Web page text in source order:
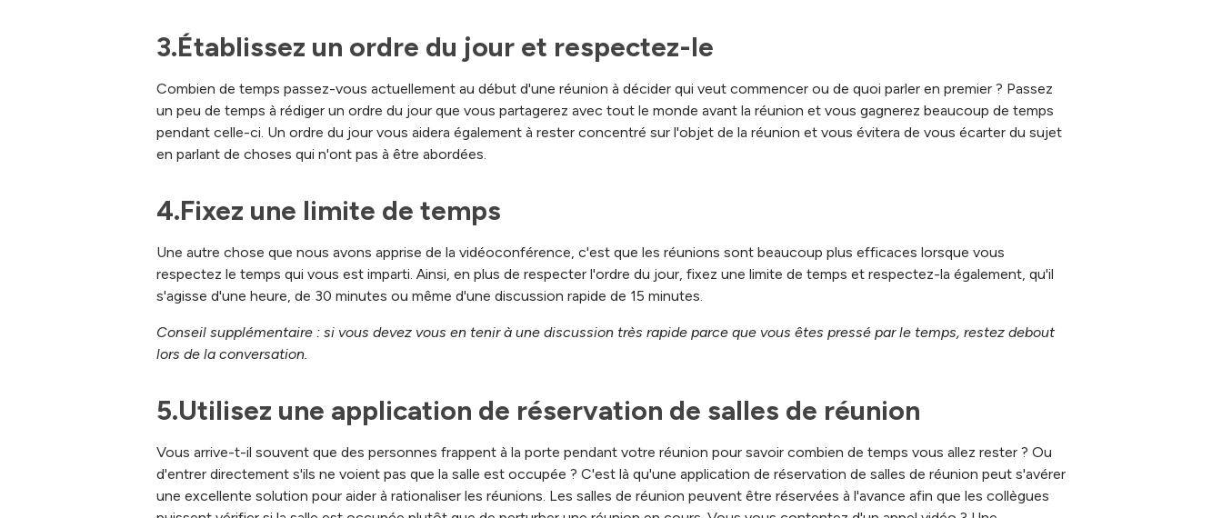
3.Établissez un ordre du jour et respectez-le
Combien de temps passez-vous actuellement au début d'une réunion à décider qui veut commencer ou de quoi parler en premier ? Passez
un peu de temps à rédiger un ordre du jour que vous partagerez avec tout le monde avant la réunion et vous gagnerez beaucoup de temps
pendant celle-ci. Un ordre du jour vous aidera également à rester concentré sur l'objet de la réunion et vous évitera de vous écarter du sujet
en parlant de choses qui n'ont pas à être abordées.
4.Fixez une limite de temps
Une autre chose que nous avons apprise de la vidéoconférence, c'est que les réunions sont beaucoup plus efficaces lorsque vous
respectez le temps qui vous est imparti. Ainsi, en plus de respecter l'ordre du jour, fixez une limite de temps et respectez-la également, qu'il
s'agisse d'une heure, de 30 minutes ou même d'une discussion rapide de 15 minutes.
Conseil supplémentaire : si vous devez vous en tenir à une discussion très rapide parce que vous êtes pressé par le temps, restez debout
lors de la conversation.
5.Utilisez une application de réservation de salles de réunion
Vous arrive-t-il souvent que des personnes frappent à la porte pendant votre réunion pour savoir combien de temps vous allez rester ? Ou
d'entrer directement s'ils ne voient pas que la salle est occupée ? C'est là qu'une application de réservation de salles de réunion peut s'avérer
une excellente solution pour aider à rationaliser les réunions. Les salles de réunion peuvent être réservées à l'avance afin que les collègues